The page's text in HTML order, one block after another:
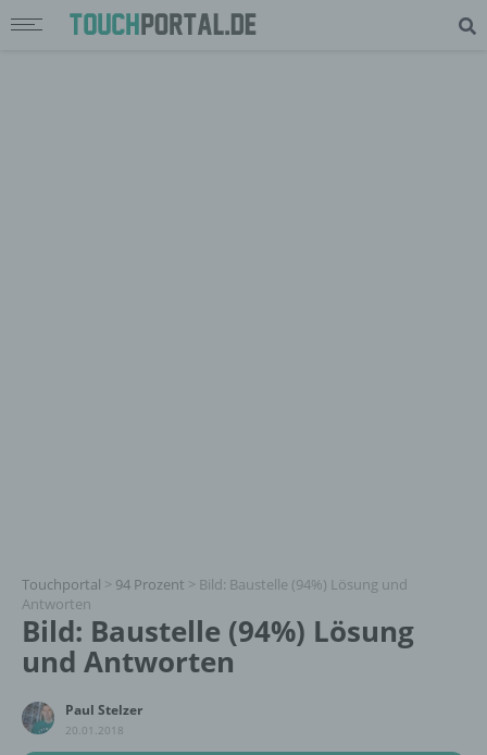
Touchportal > 94 Prozent > Bild: Baustelle (94%) Lösung und
Antworten
Bild: Baustelle (94%) Lösung
und Antworten
Paul Stelzer
20.01.2018